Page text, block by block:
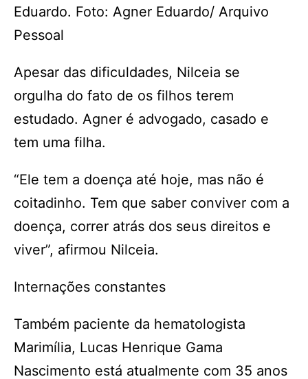
Eduardo. Foto: Agner Eduardo/ Arquivo
Pessoal
Apesar das dificuldades, Nilceia se
orgulha do fato de os filhos terem
estudado. Agner é advogado, casado e
tem uma filha.
“Ele tem a doença até hoje, mas não é
coitadinho. Tem que saber conviver com a
doença, correr atrás dos seus direitos e
viver”, afirmou Nilceia.
Internações constantes
Também paciente da hematologista
Marimília, Lucas Henrique Gama
Nascimento está atualmente com 35 anos